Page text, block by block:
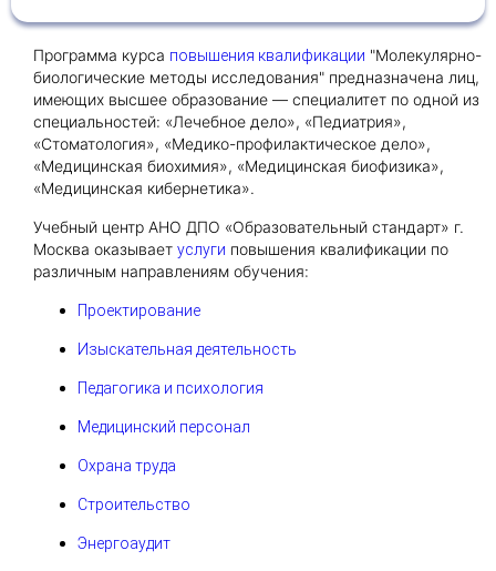
Программа курса повышения квалификации "Молекулярно-
биологические методы исследования" предназначена лиц,
имеющих высшее образование — специалитет по одной из
специальностей: «Лечебное дело», «Педиатрия»,
«Стоматология», «Медико-профилактическое дело»,
«Медицинская биохимия», «Медицинская биофизика»,
«Медицинская кибернетика».
Учебный центр АНО ДПО «Образовательный стандарт» г.
Москва оказывает услуги повышения квалификации по
различным направлениям обучения:
Проектирование
Изыскательная деятельность
Педагогика и психология
Медицинский персонал
Охрана труда
Строительство
Энергоаудит
Приложите документы
Получить консультацию
Даю согласие наобработку персональных
данных
Приложите документы
Получить консультацию
Даю согласие на обработку персональных
данныхиe-mail рассылку
Получить консультацию
Даю согласие наобработку персональных
данныхиe-mail рассылку